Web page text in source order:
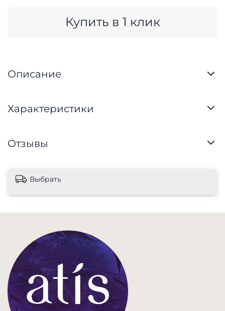
Купить в 1 клик
Описание
Характеристики
Отзывы
Выбрать